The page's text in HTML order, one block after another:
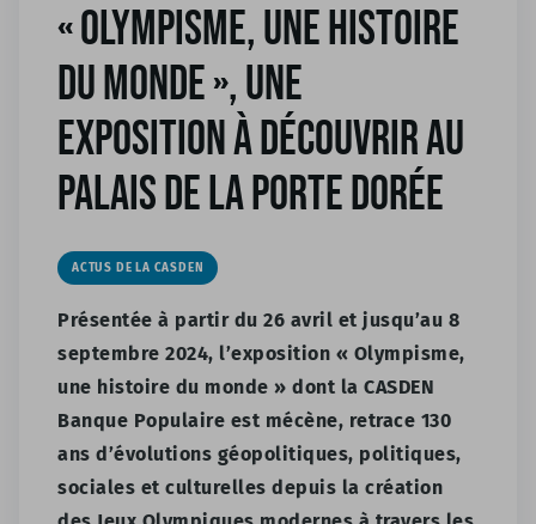
« Olympisme, une histoire
du monde », une
exposition à découvrir au
Palais de la Porte Dorée
ACTUS DE LA CASDEN
Présentée à partir du 26 avril et jusqu’au 8
septembre 2024, l’exposition « Olympisme,
une histoire du monde » dont la CASDEN
Banque Populaire est mécène, retrace 130
ans d’évolutions géopolitiques, politiques,
sociales et culturelles depuis la création